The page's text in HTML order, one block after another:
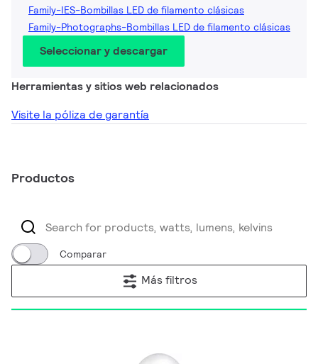
Family-IES-Bombillas LED de filamento clásicas
Family-Photographs-Bombillas LED de filamento clásicas
Seleccionar y descargar
Herramientas y sitios web relacionados
Visite la póliza de garantía
Productos
Comparar
Más filtros